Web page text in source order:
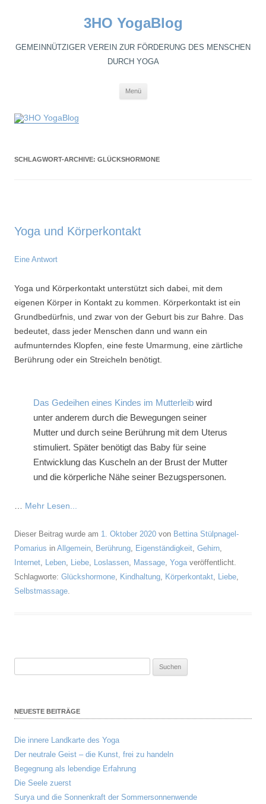
3HO YogaBlog
GEMEINNÜTZIGER VEREIN ZUR FÖRDERUNG DES MENSCHEN
DURCH YOGA
Menü
SCHLAGWORT-ARCHIVE: GLÜCKSHORMONE
Yoga und Körperkontakt
Eine Antwort
Yoga und Körperkontakt unterstützt sich dabei, mit dem
eigenen Körper in Kontakt zu kommen. Körperkontakt ist ein
Grundbedürfnis, und zwar von der Geburt bis zur Bahre. Das
bedeutet, dass jeder Menschen dann und wann ein
aufmunterndes Klopfen, eine feste Umarmung, eine zärtliche
Berührung oder ein Streicheln benötigt.
Das Gedeihen eines Kindes im Mutterleib wird
unter anderem durch die Bewegungen seiner
Mutter und durch seine Berührung mit dem Uterus
stimuliert. Später benötigt das Baby für seine
Entwicklung das Kuscheln an der Brust der Mutter
und die körperliche Nähe seiner Bezugspersonen.
Mehr Lesen...
Dieser Beitrag wurde am 1. Oktober 2020 von Bettina Stülpnagel-
Pomarius in Allgemein, Berührung, Eigenständigkeit, Gehirn,
Internet, Leben, Liebe, Loslassen, Massage, Yogaveröffentlicht.
Schlagworte: Glückshormone, Kindhaltung, Körperkontakt, Liebe,
Selbstmassage.
NEUESTE BEITRÄGE
Die innere Landkarte des Yoga
Der neutrale Geist – die Kunst, frei zu handeln
Begegnung als lebendige Erfahrung
Die Seele zuerst
Surya und die Sonnenkraft der Sommersonnenwende